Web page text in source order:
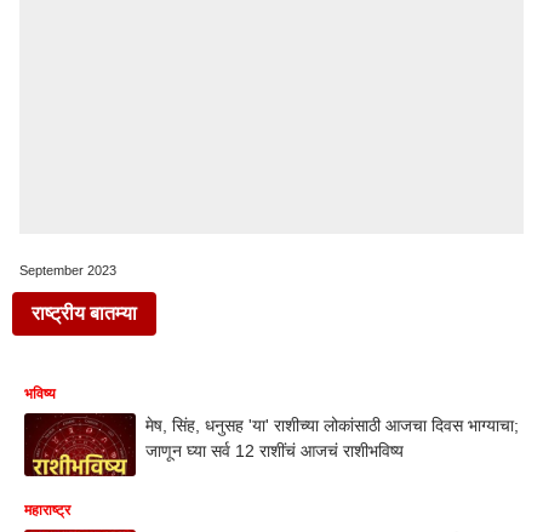
September 2023
राष्ट्रीय बातम्या
भविष्य
मेष, सिंह, धनुसह 'या' राशीच्या लोकांसाठी आजचा दिवस भाग्याचा;
जाणून घ्या सर्व 12 राशींचं आजचं राशीभविष्य
महाराष्ट्र